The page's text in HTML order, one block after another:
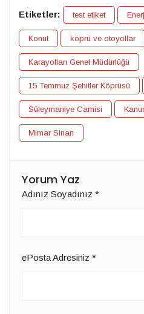
Etiketler: test etiket
Konut köprü ve otoyollar
Karayolları Genel Müdürlüğü
15 Temmuz Şehitler Köprüsü
Süleymaniye Camisi
Mimar Sinan
Yorum Yaz
Adınız Soyadınız *
ePosta Adresiniz *